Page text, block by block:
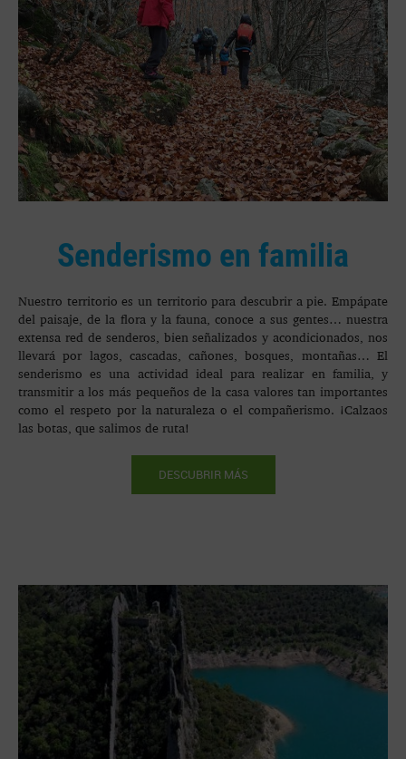
Senderismo en familia
Nuestro territorio es un territorio para descubrir a pie. Empápate
del paisaje, de la flora y la fauna, conoce a sus gentes… nuestra
extensa red de senderos, bien señalizados y acondicionados, nos
llevará por lagos, cascadas, cañones, bosques, montañas… El
senderismo es una actividad ideal para realizar en familia, y
transmitir a los más pequeños de la casa valores tan importantes
como el respeto por la naturaleza o el compañerismo. ¡Calzaos
las botas, que salimos de ruta!
DESCUBRIR MÁS